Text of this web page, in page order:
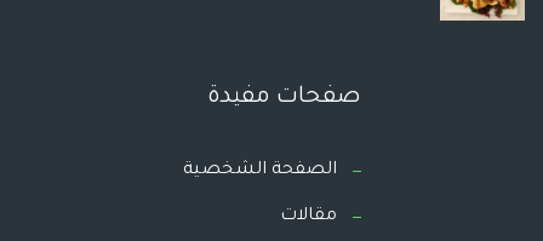
صفحات مفيدة
الصفحة الشخصية
مقالات